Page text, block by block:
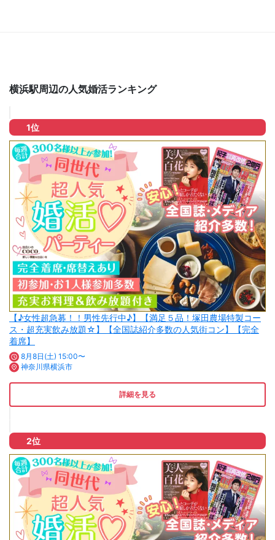
横浜駅周辺の人気婚活ランキング
1位
【♪女性超急募！！男性先行中♪】【満足５品！塚田農場特製コー
ス・超充実飲み放題☆】【全国誌紹介多数の人気街コン】【完全
着席】
8月8日(土) 15:00〜
神奈川県横浜市
詳細を見る
2位